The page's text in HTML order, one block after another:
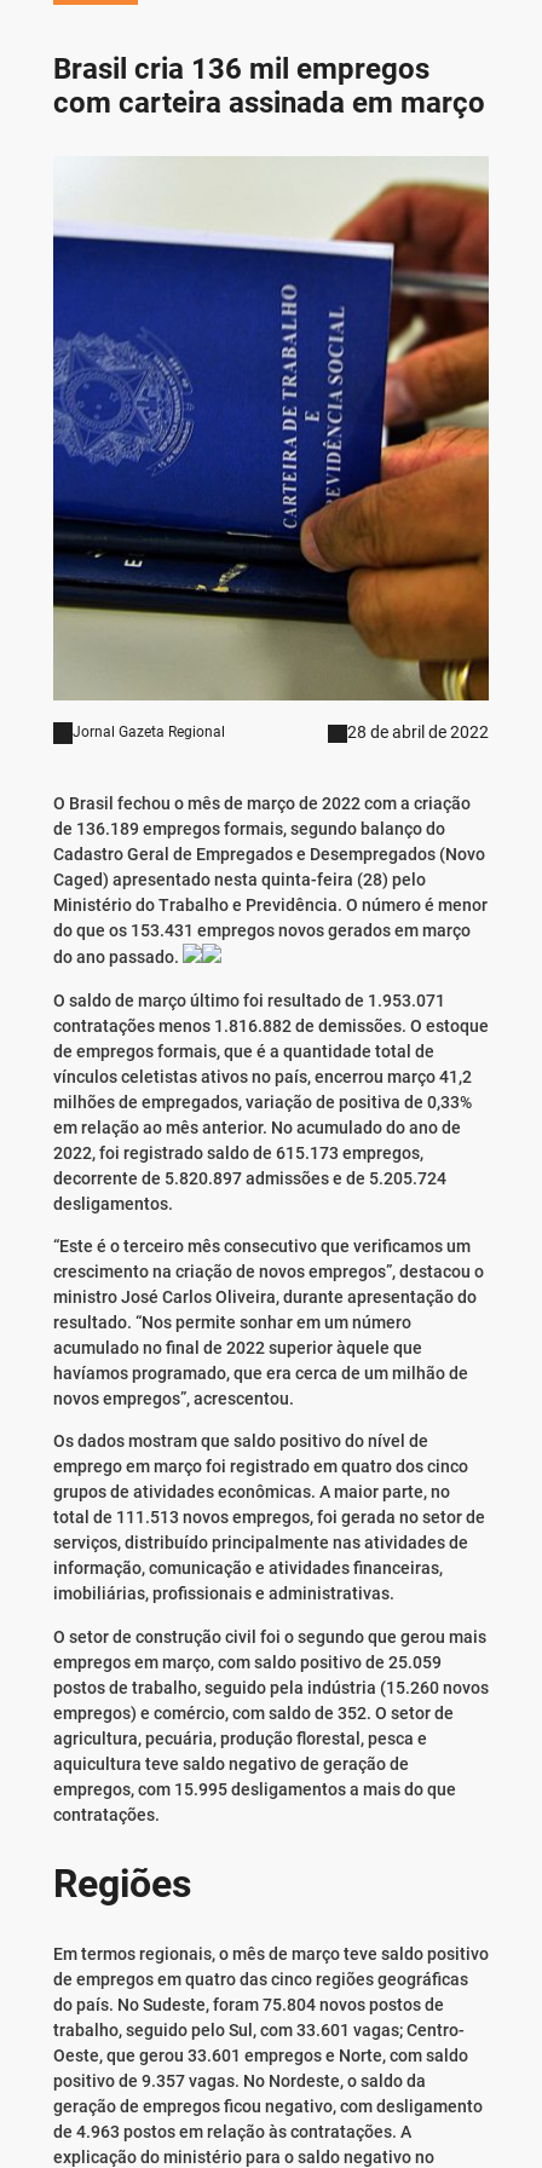
Brasil cria 136 mil empregos
com carteira assinada em março
Jornal Gazeta Regional 28 de abril de 2022
O Brasil fechou o mês de março de 2022 com a criação
de 136.189 empregos formais, segundo balanço do
Cadastro Geral de Empregados e Desempregados (Novo
Caged) apresentado nesta quinta-feira (28) pelo
Ministério do Trabalho e Previdência. O número é menor
do que os 153.431 empregos novos gerados em março
do ano passado.
O saldo de março último foi resultado de 1.953.071
contratações menos 1.816.882 de demissões. O estoque
de empregos formais, que é a quantidade total de
vínculos celetistas ativos no país, encerrou março 41,2
milhões de empregados, variação de positiva de 0,33%
em relação ao mês anterior. No acumulado do ano de
2022, foi registrado saldo de 615.173 empregos,
decorrente de 5.820.897 admissões e de 5.205.724
desligamentos.
“Este é o terceiro mês consecutivo que verificamos um
crescimento na criação de novos empregos”, destacou o
ministro José Carlos Oliveira, durante apresentação do
resultado. “Nos permite sonhar em um número
acumulado no final de 2022 superior àquele que
havíamos programado, que era cerca de um milhão de
novos empregos”, acrescentou.
Os dados mostram que saldo positivo do nível de
emprego em março foi registrado em quatro dos cinco
grupos de atividades econômicas. A maior parte, no
total de 111.513 novos empregos, foi gerada no setor de
serviços, distribuído principalmente nas atividades de
informação, comunicação e atividades financeiras,
imobiliárias, profissionais e administrativas.
O setor de construção civil foi o segundo que gerou mais
empregos em março, com saldo positivo de 25.059
postos de trabalho, seguido pela indústria (15.260 novos
empregos) e comércio, com saldo de 352. O setor de
agricultura, pecuária, produção florestal, pesca e
aquicultura teve saldo negativo de geração de
empregos, com 15.995 desligamentos a mais do que
contratações.
Regiões
Em termos regionais, o mês de março teve saldo positivo
de empregos em quatro das cinco regiões geográficas
do país. No Sudeste, foram 75.804 novos postos de
trabalho, seguido pelo Sul, com 33.601 vagas; Centro-
Oeste, que gerou 33.601 empregos e Norte, com saldo
positivo de 9.357 vagas. No Nordeste, o saldo da
geração de empregos ficou negativo, com desligamento
de 4.963 postos em relação às contratações. A
explicação do ministério para o saldo negativo no